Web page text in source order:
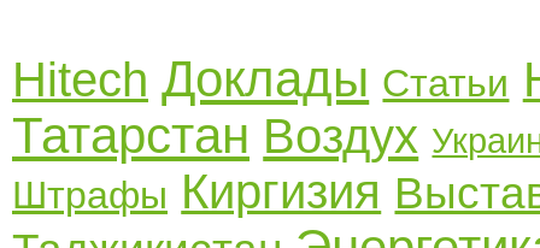
Hitech Доклады Статьи
Татарстан Воздух
Штрафы Киргизия